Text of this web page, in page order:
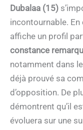
Dubalaa (15)
incontournable.
affiche un profil
constance
notamment dans
déjà prouvé sa
d’opposition. De
démontrent qu’il
évoluera sur une